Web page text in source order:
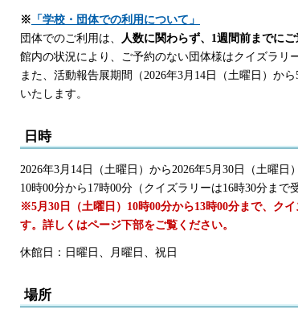
※ 「学校・団体での利用について」
団体でのご利用は、
人数に関わらず、1週間前までに
館内の状況により、ご予約のない団体様はクイズラリ
また、活動報告展期間（2026年3月14日（土曜日）か
いたします。
日時
2026年3月14日（土曜日）から2026年5月30日（土曜日）
10時00分から17時00分（クイズラリーは16時30分まで
※5月30日（土曜日）10時00分から13時00分まで、ク
す。詳しくはページ下部をご覧ください。
休館日：日曜日、月曜日、祝日
場所